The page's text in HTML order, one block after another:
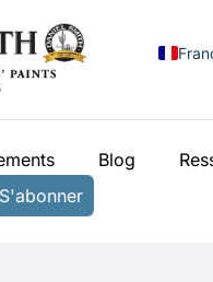
日本
Blog
S'abonner